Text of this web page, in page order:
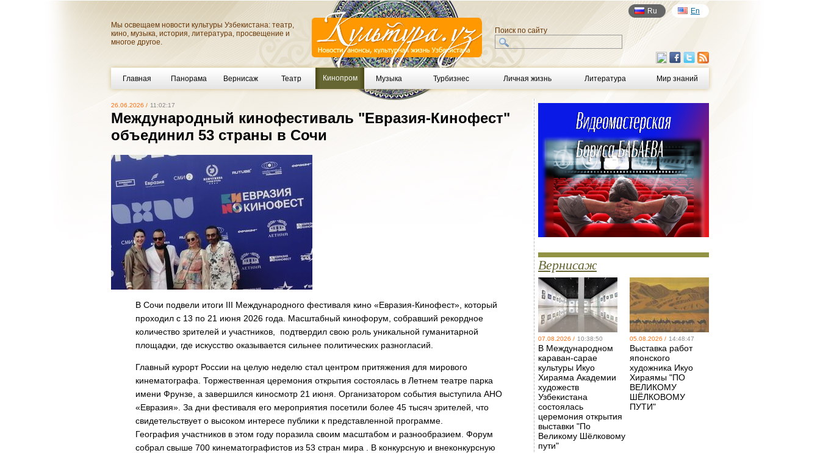
Мы освещаем новости культуры Узбекистана: театр,
кино, музыка, история, литература, просвещение и
многое другое.
Ru En
Поиск по сайту
Главная Панорама Вернисаж Театр Кинопром Музыка Турбизнес Личная жизнь Литература Мир знаний
26.06.2026 / 11:02:17
Международный кинофестиваль "Евразия-Кинофест"
объединил 53 страны в Сочи
В Сочи подвели итоги III Международного фестиваля кино «Евразия-Кинофест», который
проходил с 13 по 21 июня 2026 года. Масштабный кинофорум, собравший рекордное
количество зрителей и участников, подтвердил свою роль уникальной гуманитарной
площадки, где искусство оказывается сильнее политических разногласий.
Главный курорт России на целую неделю стал центром притяжения для мирового
кинематографа. Торжественная церемония открытия состоялась в Летнем театре парка
имени Фрунзе, а завершился киносмотр 21 июня. Организатором события выступила АНО
«Евразия». За дни фестиваля его мероприятия посетили более 45 тысяч зрителей, что
свидетельствует о высоком интересе публики к представленной программе.
География участников в этом году поразила своим масштабом и разнообразием. Форум
собрал свыше 700 кинематографистов из 53 стран мира . В конкурсную и внеконкурсную
Вернисаж
07.08.2026 / 10:38:50
В Международном
караван-сарае
культуры Икуо
Хираяма Академии
художеств
Узбекистана
состоялась
церемония открытия
выставки "По
Великому Шёлковому
пути"
05.08.2026 / 14:48:47
Выставка работ
японского
художника Икуо
Хираямы "ПО
ВЕЛИКОМУ
ШЁЛКОВОМУ
ПУТИ"